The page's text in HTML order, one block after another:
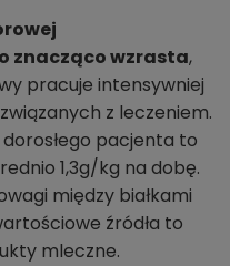
znacząco wzrasta,
pracuje intensywniej
z leczeniem.
pacjenta to
1,3g/kg na dobę.
między białkami
źródła to
mleczne.